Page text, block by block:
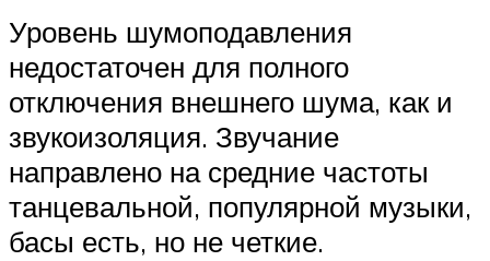
Уровень шумоподавления
недостаточен для полного
отключения внешнего шума, как и
звукоизоляция. Звучание
направлено на средние частоты
танцевальной, популярной музыки,
басы есть, но не четкие.